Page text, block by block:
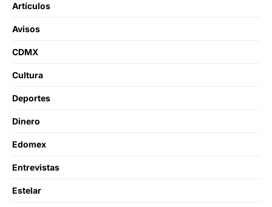
Artículos
Avisos
CDMX
Cultura
Deportes
Dinero
Edomex
Entrevistas
Estelar